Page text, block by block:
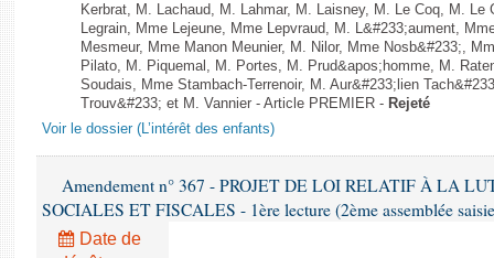
Kerbrat, M. Lachaud, M. Lahmar, M. Laisney, M. Le Coq, M. Le
Legrain, Mme Lejeune, Mme Lepvraud, M. L&#233;aument,
Mesmeur, Mme Manon Meunier, M. Nilor, Mme Nosb&#233;,
Pilato, M. Piquemal, M. Portes, M. Prud&apos;homme, M.
Soudais, Mme Stambach-Terrenoir, M. Aur&#233;lien
Trouv&#233; et M. Vannier - Article PREMIER - Rejeté
Voir le dossier (L’intérêt des enfants)
Amendement n° 367 - PROJET DE LOI RELATIF À LA
SOCIALES ET FISCALES - 1ère lecture (2ème assemblée
Date de